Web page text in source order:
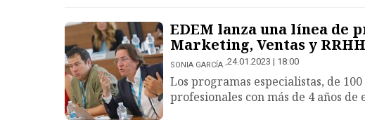
EDEM lanza una línea de
Marketing, Ventas y RRHH
SONIA GARCÍA 24.01.2023 | 18:00
Los programas especialistas, de
profesionales con más de 4 años de